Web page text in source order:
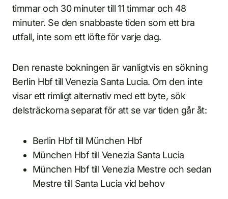
timmar och 30 minuter till 11 timmar och 48
minuter. Se den snabbaste tiden som ett bra
utfall, inte som ett löfte för varje dag.
Den renaste bokningen är vanligtvis en sökning
Berlin Hbf till Venezia Santa Lucia. Om den inte
visar ett rimligt alternativ med ett byte, sök
delsträckorna separat för att se var tiden går åt:
Berlin Hbf till München Hbf
München Hbf till Venezia Santa Lucia
München Hbf till Venezia Mestre och sedan
Mestre till Santa Lucia vid behov